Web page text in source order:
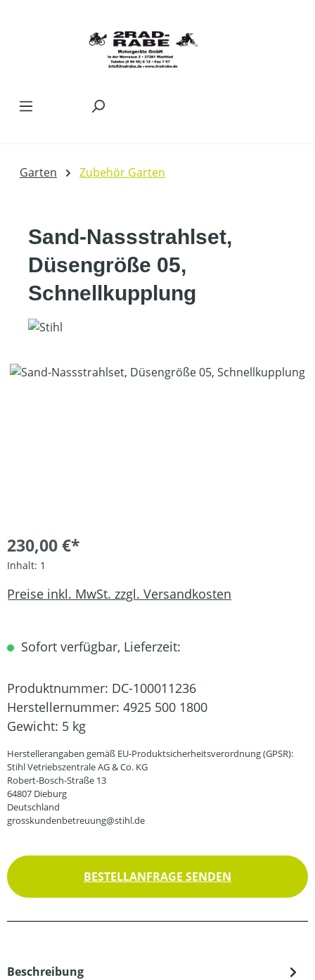
Garten Zubehör Garten
Sand-Nassstrahlset,
Düsengröße 05,
Schnellkupplung
Bildergalerie überspringen
230,00 €*
Inhalt: 1
Preise inkl. MwSt. zzgl. Versandkosten
Sofort verfügbar, Lieferzeit:
Produktnummer: DC-100011236
Herstellernummer: 4925 500 1800
Gewicht: 5 kg
Herstellerangaben gemäß EU-Produktsicherheitsverordnung (GPSR):
Stihl Vetriebszentrale AG & Co. KG
Robert-Bosch-Straße 13
64807 Dieburg
Deutschland
grosskundenbetreuung@stihl.de
BESTELLANFRAGE SENDEN
Beschreibung